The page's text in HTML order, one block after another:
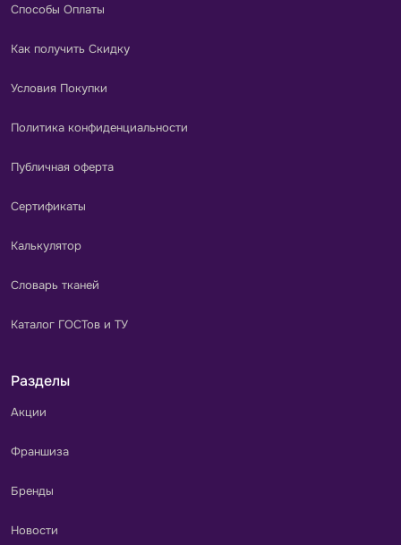
Способы Оплаты
Как получить Скидку
Условия Покупки
Политика конфиденциальности
Публичная оферта
Сертификаты
Калькулятор
Словарь тканей
Каталог ГОСТов и ТУ
Разделы
Акции
Франшиза
Бренды
Новости